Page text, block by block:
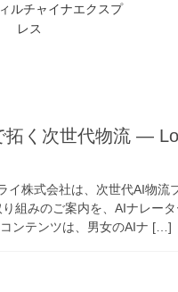
ルチャイナエクスプ
レス
く次世代物流 —
イ株式会社は、次世代AI物流
り組みのご案内を、AIナレー
ンテンツは、男女のAIナ […]